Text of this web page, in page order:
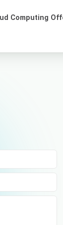
Computing